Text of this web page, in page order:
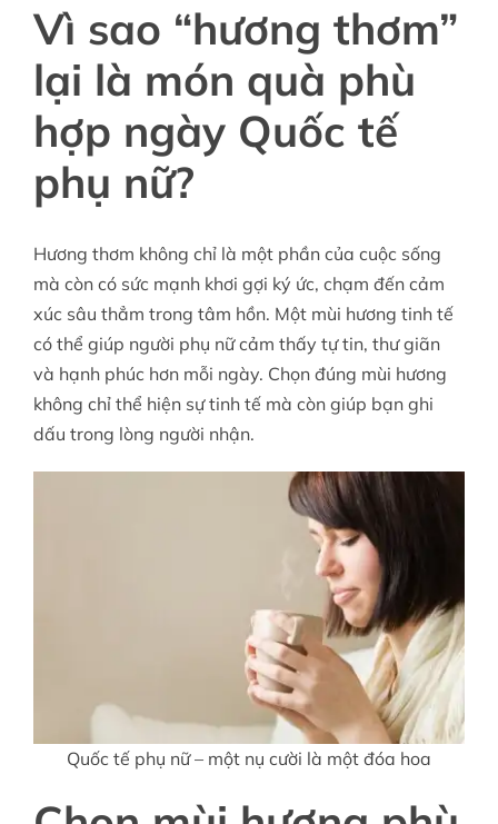
Vì sao “hương thơm”
lại là món quà phù
hợp ngày Quốc tế
phụ nữ?
Hương thơm không chỉ là một phần của cuộc sống
mà còn có sức mạnh khơi gợi ký ức, chạm đến cảm
xúc sâu thẳm trong tâm hồn. Một mùi hương tinh tế
có thể giúp người phụ nữ cảm thấy tự tin, thư giãn
và hạnh phúc hơn mỗi ngày. Chọn đúng mùi hương
không chỉ thể hiện sự tinh tế mà còn giúp bạn ghi
dấu trong lòng người nhận.
Quốc tế phụ nữ – một nụ cười là một đóa hoa